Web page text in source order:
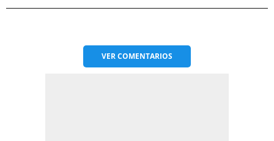
VERCOMENTARIOS